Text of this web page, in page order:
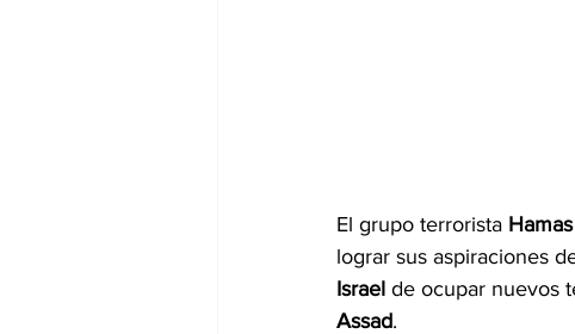
El grupo terrorista Hamas
lograr sus aspiraciones
Israel de ocupar nuevos
Assad.